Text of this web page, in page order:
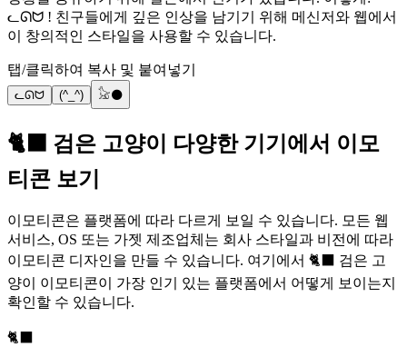
ᓚᘏᗢ ! 친구들에게 깊은 인상을 남기기 위해 메신저와 웹에서
이 창의적인 스타일을 사용할 수 있습니다.
탭/클릭하여 복사 및 붙여넣기
ᓚᘏᗢ (^_^) 𓃠⚫
🐈‍⬛ 검은 고양이 다양한 기기에서 이모
티콘 보기
이모티콘은 플랫폼에 따라 다르게 보일 수 있습니다. 모든 웹
서비스, OS 또는 가젯 제조업체는 회사 스타일과 비전에 따라
이모티콘 디자인을 만들 수 있습니다. 여기에서 🐈‍⬛ 검은 고
양이 이모티콘이 가장 인기 있는 플랫폼에서 어떻게 보이는지
확인할 수 있습니다.
🐈‍⬛